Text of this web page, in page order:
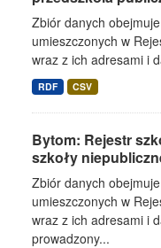
Zbiór danych
umieszczonych w
wraz z ich adresami i
RDF CSV
Bytom: Rejestr
szkoły
Zbiór danych
umieszczonych w
wraz z ich adresami i
prowadzony...